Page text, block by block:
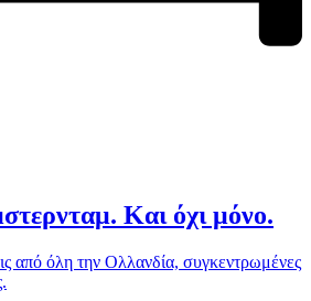
Και όχι μόνο.
από όλη την Ολλανδία, συγκεντρωμένες